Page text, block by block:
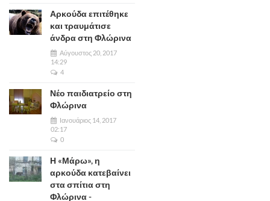
Αρκούδα επιτέθηκε
και τραυμάτισε
άνδρα στη Φλώρινα
Αύγουστος 20, 2017
14:29
4
Νέο παιδιατρείο στη
Φλώρινα
Ιανουάριος 14, 2017
02:17
0
Η «Μάρω», η
αρκούδα κατεβαίνει
στα σπίτια στη
Φλώρινα -